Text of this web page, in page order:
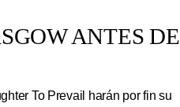
ANTES DE
To Prevail harán por fin su